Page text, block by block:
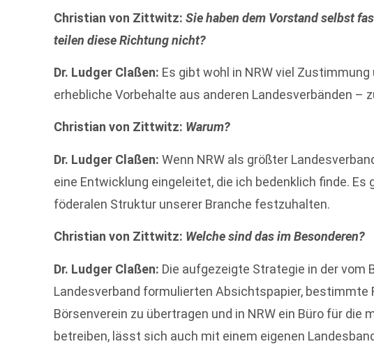
Christian von Zittwitz:Sie haben dem Vorstand selbst
teilen diese Richtung nicht?
Dr. Ludger Claßen: Es gibt wohl in NRW viel
erhebliche Vorbehalte aus anderen Landesverbänden –
Christian von Zittwitz: Warum?
Dr. Ludger Claßen: Wenn NRW als größter
eine Entwicklung eingeleitet, die ich bedenklich finde. Es
föderalen Struktur unserer Branche festzuhalten.
Christian von Zittwitz: Welche sind das im Besonderen?
Dr. Ludger Claßen: Die aufgezeigte Strategie in der vom
Landesverband formulierten Absichtspapier, bestimmte
Börsenverein zu übertragen und in NRW ein Büro für die
betreiben, lässt sich auch mit einem eigenen